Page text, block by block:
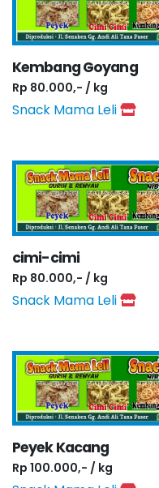
Kembang Goyang
Rp 80.000,- / kg
Snack Mama Leli
cimi-cimi
Rp 80.000,- / kg
Snack Mama Leli
Peyek Kacang
Rp 100.000,- / kg